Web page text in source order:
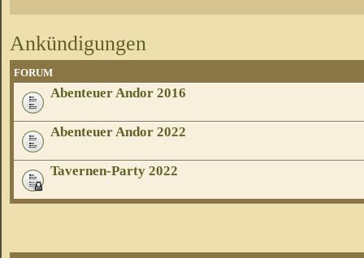
Ankündigungen
FORUM
Abenteuer Andor 2016
Abenteuer Andor 2022
Tavernen-Party 2022